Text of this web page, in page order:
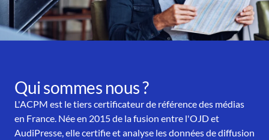
Qui sommes nous ?
L'ACPM est le tiers certificateur de référence des médias
en France. Née en 2015 de la fusion entre l'OJD et
AudiPresse, elle certifie et analyse les données de diffusion